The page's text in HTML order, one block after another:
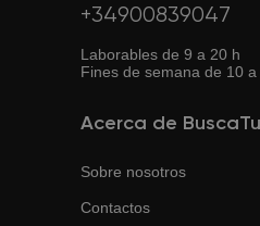
+34900839047
Laborables de 9 a 20 h
Fines de semana de 10 a
Acerca de
Sobre nosotros
Contactos